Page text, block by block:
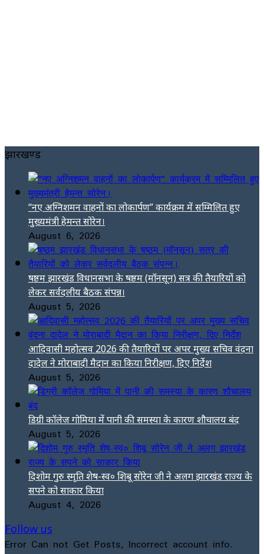
झारखण्ड
“नए अग्निशमन वाहनों का लोकार्पण” कार्यक्रम में सम्मिलित हुए
मुख्यमंत्री हेमन्त सोरेन।
August 6, 2026
षष्ठम झारखंड विधानसभा के षष्ठम (मॉनसून) सत्र की तैयारियों को
लेकर सर्वदलीय बैठक संपन्न।
August 5, 2026
आदिवासी महोत्सव 2026 की तैयारियों पर अपर मुख्य सचिव वंदना
दादेल ने मोराबादी मैदान का किया निरीक्षण, दिए निर्देश
August 5, 2026
डिग्री कॉलेज गोमिया में पानी की समस्या के कारण शौचालय बंद
August 5, 2026
दिशोम गुरु स्मृति शेष-स्व० शिबू सोरेन जी ने अलग झारखंड राज्य के
सपने को साकार किया
August 4, 2026
Follow us
Error Can not Get Posts, Incorrect account info.